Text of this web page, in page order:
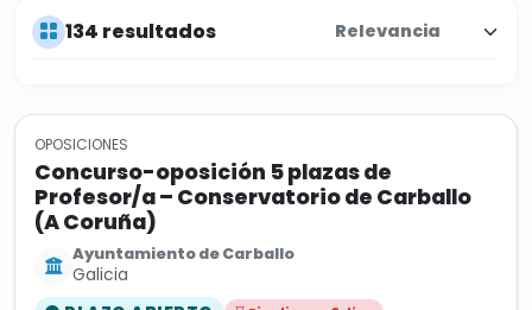
134 resultados
OPOSICIONES
Concurso-oposición 5 plazas de
Profesor/a – Conservatorio de Carballo
(A Coruña)
Ayuntamiento de Carballo
Galicia